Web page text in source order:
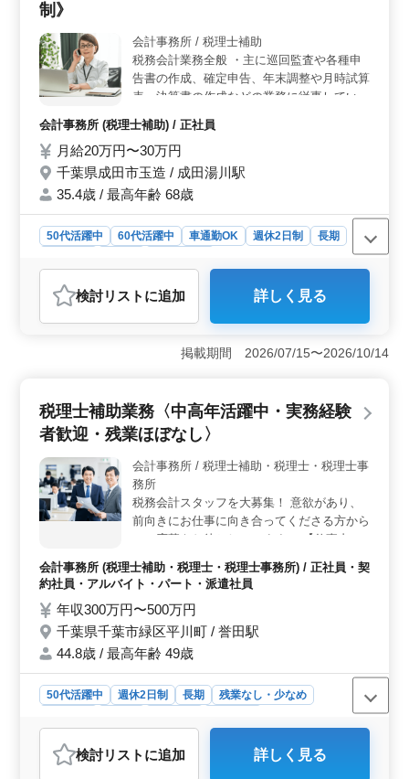
勤務条件＞ 完全週休二日制に加え、週3〜5日から働き
す。さらに、残業がない点や1日5時間以上からの勤務が
可能な点は、家庭との両立を目指す方にも適していま
す。また、マイカー通勤が可能で、無料駐車場も完備さ
れているため通勤ストレスが軽減されます。 ＜長期
方々も活躍中で、年齢にとらわれず経験を活かせる環境
です。福利厚生には社会保険完備が含まれ、長期で安定
した雇用を希望する方に最適です。また、従業員数が少
人数のため、アットホームな雰囲気で働ける点も魅力で
す。
制》
会計事務所 / 税理士補助
税務会計業務全般 ・主に巡回監査や各種申
告書の作成、確定申告、年末調整や月時試算
表・決算書の作成などの業務に従事していた
だきます。 ・自計化の指導や資金繰り・経
営計画へのアドバイスなど ・税務判断の指
導(贈与・相続・譲渡・法人等) ・新規の関与
先の開拓 今回経験者や資格保有者の募集と
なります。 豊富な経験や知識を活かして働
迎。
会計事務所 (税理士補助) / 正社員
月給20万円〜30万円
千葉県成田市玉造 / 成田湯川駅
35.4歳 / 最高年齢 68歳
50代活躍中 60代活躍中 車通勤OK 週休2日制
長期
おすすめポイント
＜経験者優遇＞ 豊富な経験や知識を活かし、税務会計
業務に従事できます。ベテランシニアの方も大いに歓迎
されています。 ＜充実の福利厚生＞ 年2回の賞与や
退職金制度など、安定した待遇が整っています。 ＜
されており、働きやすい環境となっています。
検討リスト に追加 詳しく見る
掲載期間 2026/07/15〜2026/10/14
税理士補助業務〈中高年活躍中・実務経験
者歓迎・残業ほぼなし〉
会計事務所 / 税理士補助・税理士・税理士事
務所
税務会計スタッフを大募集！ 意欲があり、
前向きにお仕事に向き合ってくださる方から
のご応募をお待ちしています！ 【仕事内
容】 ・決算書/税務申告書の作成 ・年末調整
・税務相談 ・来客対応、電話対応 ＊残業ほ
ぼなし！就業時間短め！目の前のお仕事に集
中できます！ ＊豊富な実務経験をお持ちの
方大歓迎！シニア世代からのご応募もお待ち
しています♪
会計事務所 (税理士補助・税理士・税理士事務所) / 正社員・契
約社員・アルバイト・パート・派遣社員
年収300万円〜500万円
千葉県千葉市緑区平川町 / 誉田駅
44.8歳 / 最高年齢 49歳
50代活躍中 週休2日制 長期
残業なし・少なめ
会計事務所
おすすめポイント
検討リスト に追加 詳しく見る